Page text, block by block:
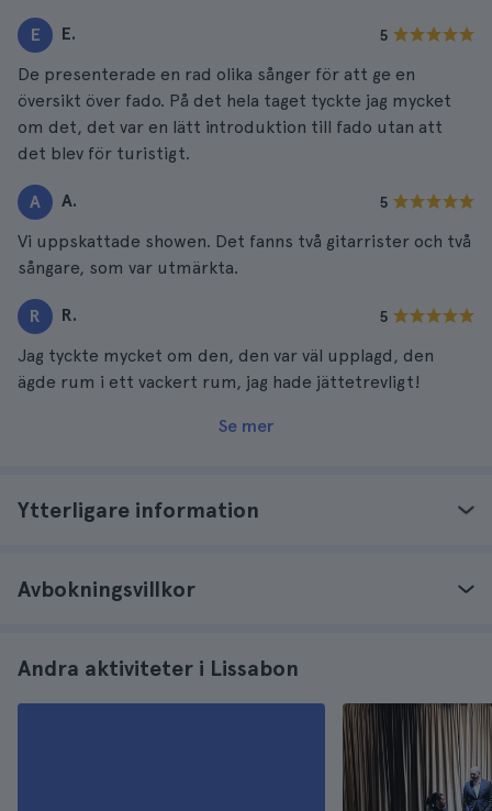
E E. 5
De presenterade en rad olika sånger för att ge en
översikt över fado. På det hela taget tyckte jag mycket
om det, det var en lätt introduktion till fado utan att
det blev för turistigt.
A A. 5
Vi uppskattade showen. Det fanns två gitarrister och två
sångare, som var utmärkta.
R R. 5
Jag tyckte mycket om den, den var väl upplagd, den
ägde rum i ett vackert rum, jag hade jättetrevligt!
Se mer
Ytterligare information
Avbokningsvillkor
Andra aktiviteter i Lissabon